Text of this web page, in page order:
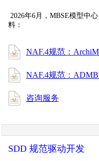
2026年6月，MBSE模型中
料：
NAF.4规范：
NAF.4规范：
咨询服务
SDD 规范驱动开发